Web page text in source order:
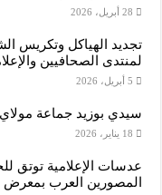
28 أبريل، 2026
تجديد الهياكل وتكريس
لمنتدى الصحافيين
5 أبريل، 2026
سيدي بوزيد جماعة مولاي
18 يناير، 2026
عدسات الإعلامية توتق
المصورين العرب بمعرض